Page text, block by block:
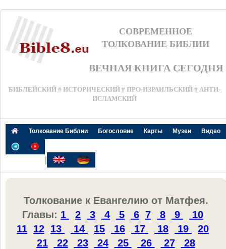
СОВРЕМЕННОЕ
ТОЛКОВАНИЕ БИБЛИИ
ВЕЧНАЯ КНИГА СЕГОДНЯ
БИБЛЕЙСКИЙ # ИСТОРИЧЕСКИЙ # ПРО-ИЗРАИЛЬСКИЙ # АНТИ-
ИСЛАМСКИЙ
Толкование Библии Богословие Карты Музеи Видео
|
Толкование к Евангелию от Матфея.
Главы: 1 2 3 4 5 6 7 8 9
10
11 12 13 14 15 16 17 18 19
20
21
22 23 24 25 26 27
28